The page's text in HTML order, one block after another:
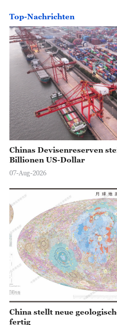
e
o
Top-Nachrichten
Chinas Devisenreserven
Billionen US-Dollar
07-Aug-2026
China stellt neue
fertig